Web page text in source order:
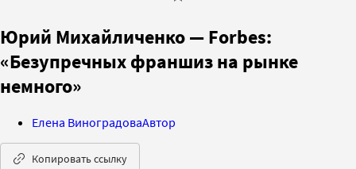
Юрий Михайличенко — Forbes:
«Безупречных франшиз на рынке
немного»
Елена ВиноградоваАвтор
Копировать ссылку